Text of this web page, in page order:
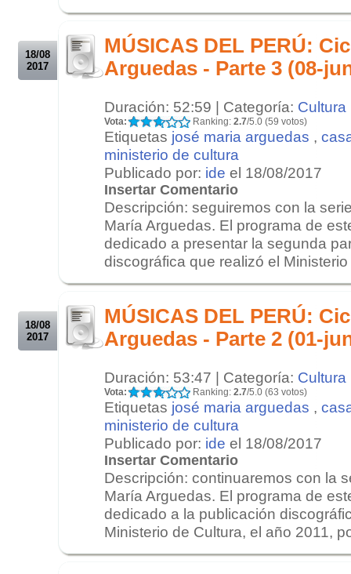
18/08
2017
MÚSICAS DEL PERÚ:
Arguedas - Parte 3 (08-
Duración: 52:59 | Categoría: Cultura
Vota: Ranking: 2.7/5.0 (59 votos)
Etiquetas josé maria arguedas ,
ministerio de cultura
Publicado por: ide el 18/08/2017
Insertar Comentario
Descripción: seguiremos con la
María Arguedas. El programa de
dedicado a presentar la segunda
discográfica que realizó el Ministerio
18/08
2017
MÚSICAS DEL PERÚ:
Arguedas - Parte 2 (01-
Duración: 53:47 | Categoría: Cultura
Vota: Ranking: 2.7/5.0 (63 votos)
Etiquetas josé maria arguedas ,
ministerio de cultura
Publicado por: ide el 18/08/2017
Insertar Comentario
Descripción: continuaremos con la
María Arguedas. El programa de
dedicado a la publicación
Ministerio de Cultura, el año 2011,